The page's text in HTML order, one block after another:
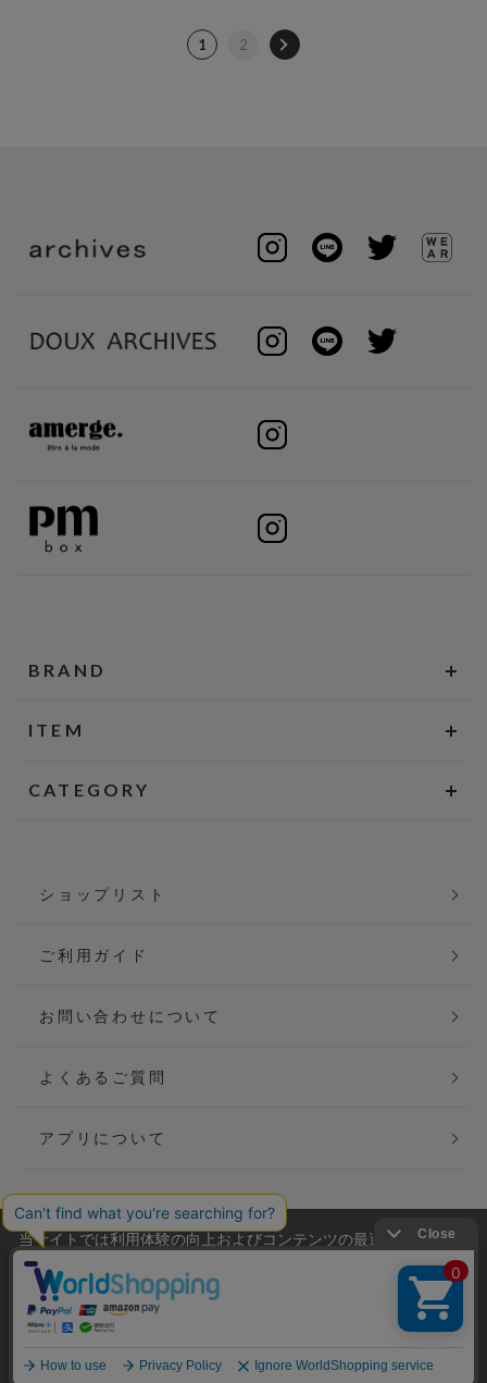
1 2
BRAND
ITEM
CATEGORY
ショップリスト
ご利用ガイド
お問い合わせについて
よくあるご質問
アプリについて
会社概要
ご利用規約
当サイトでは利用体験の向上およびコンテンツの最適な提供、ト
ラフィックの分析を目的としてCookieを使用しています。
サイトの閲覧を継続された場合、Cookieの利用に同意したことも
のといたします。
詳細については
をご確認ください。
承諾する